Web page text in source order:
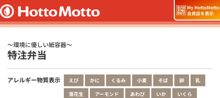
～環境に優しい紙容器～
特注弁当
アレルギー物質表示 えび かに くるみ 小麦 そば 卵
乳
落花生
アーモンド あわび いか
いくら